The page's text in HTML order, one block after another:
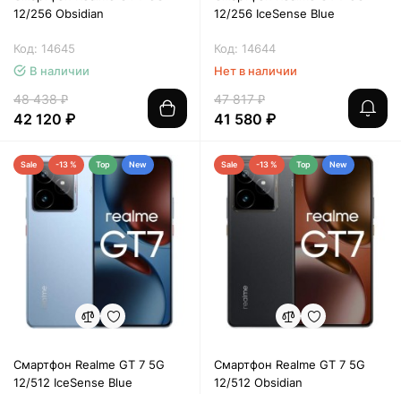
12/256 Obsidian
Код: 14645
В наличии
48 438 ₽
42 120 ₽
12/256 IceSense Blue
Код: 14644
Нет в наличии
47 817 ₽
41 580 ₽
Sale -13 % Top New
Смартфон Realme GT 7 5G
12/512 IceSense Blue
Sale -13 % Top New
Смартфон Realme GT 7 5G
12/512 Obsidian